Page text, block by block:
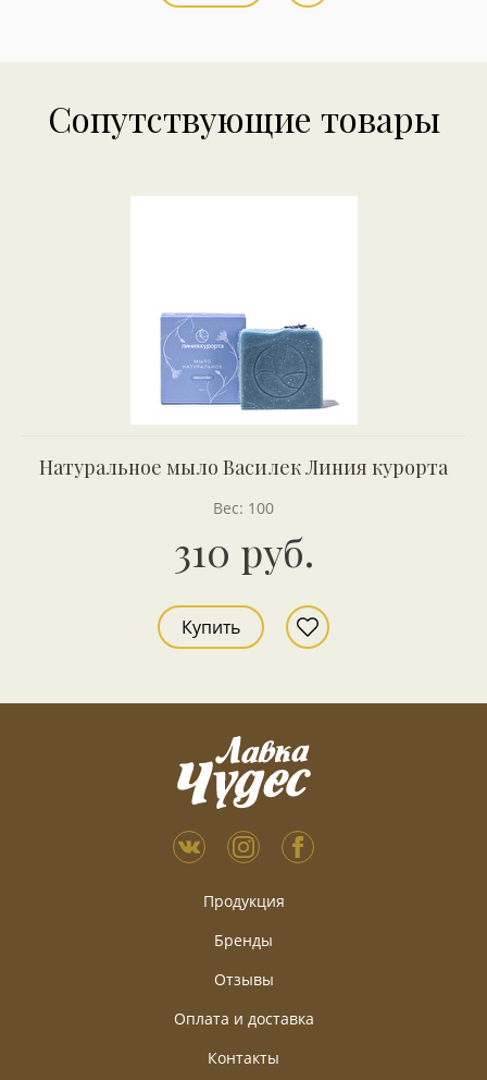
Сопутствующие товары
Натуральное мыло Василек Линия курорта
Вес: 100
310 руб.
Купить
Продукция
Бренды
Отзывы
Оплата и доставка
Контакты